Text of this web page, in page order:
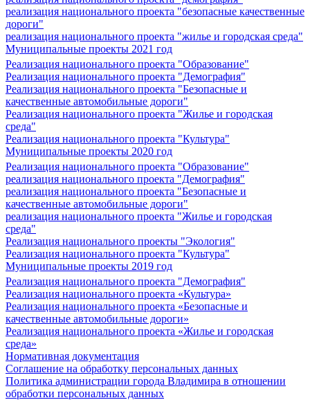
реализация национального проекта "безопасные качественные
дороги"
реализация национального проекта "жилье и городская среда"
Муниципальные проекты 2021 год
Реализация национального проекта "Образование"
Реализация национального проекта "Демография"
Реализация национального проекта "Безопасные и
качественные автомобильные дороги"
Реализация национального проекта "Жилье и городская
среда"
Реализация национального проекта "Культура"
Муниципальные проекты 2020 год
Реализация национального проекта "Образование"
реализация национального проекта "Демография"
реализация национального проекта "Безопасные и
качественные автомобильные дороги"
реализация национального проекта "Жилье и городская
среда"
Реализация национального проекты "Экология"
Реализация национального проекта "Культура"
Муниципальные проекты 2019 год
Реализация национального проекта "Демография"
Реализация национального проекта «Культура»
Реализация национального проекта «Безопасные и
качественные автомобильные дороги»
Реализация национального проекта «Жилье и городская
среда»
Нормативная документация
Соглашение на обработку персональных данных
Политика администрации города Владимира в отношении
обработки персональных данных